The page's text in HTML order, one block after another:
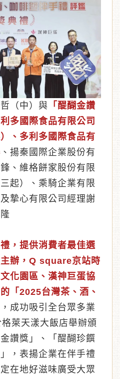
（中）與 「醍醐金讚
多國際食品有限公司
、多利多國際食品有
、揚秦國際企業股份有
、維格餅家股份有限
起）、乘騎企業有限
摯心有限公司經理謝
，提供消費者最佳選
辦，Q square京站時
化園區、漢神巨蛋協
「2025台灣茶、酒、
，成功吸引全台眾多業
萊天漾大飯店舉辦頒
讚獎」、「醍醐珍饌
，表揚企業在伴手禮
在地好滋味廣受大眾